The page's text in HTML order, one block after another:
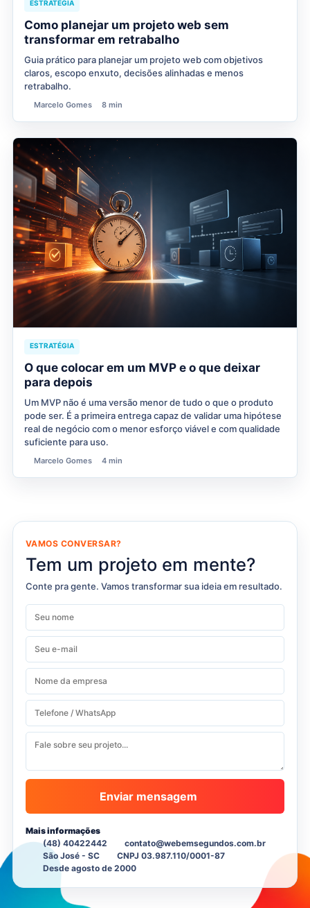
ESTRATÉGIA
Como planejar um projeto web sem
transformar em retrabalho
Guia prático para planejar um projeto web com objetivos
claros, escopo enxuto, decisões alinhadas e menos
retrabalho.
Marcelo Gomes 8 min
ESTRATÉGIA
O que colocar em um MVP e o que deixar
para depois
Um MVP não é uma versão menor de tudo o que o produto
pode ser. É a primeira entrega capaz de validar uma hipótese
real de negócio com o menor esforço viável e com qualidade
suficiente para uso.
Marcelo Gomes 4 min
VAMOS CONVERSAR?
Tem um projeto em mente?
Conte pra gente. Vamos transformar sua ideia em resultado.
Enviar mensagem
Mais informações
(48) 40422442
contato@webemsegundos.com.br
São José - SC
CNPJ 03.987.110/0001-87
Desde agosto de 2000